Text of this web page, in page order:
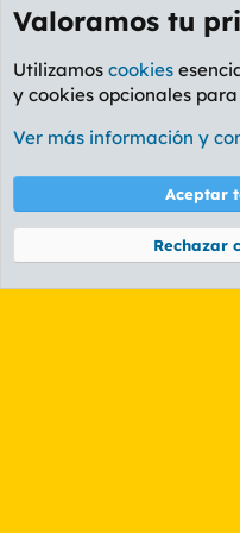
Foro General
Cookies
PL
Términos y
Community platform by XenForo®
Valoramos tu
Utilizamos cookies
y cookies opcionales
Ver más información y
Aceptar
Rechazar